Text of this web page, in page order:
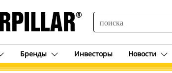
SEARCH
Бренды Инвесторы Новости